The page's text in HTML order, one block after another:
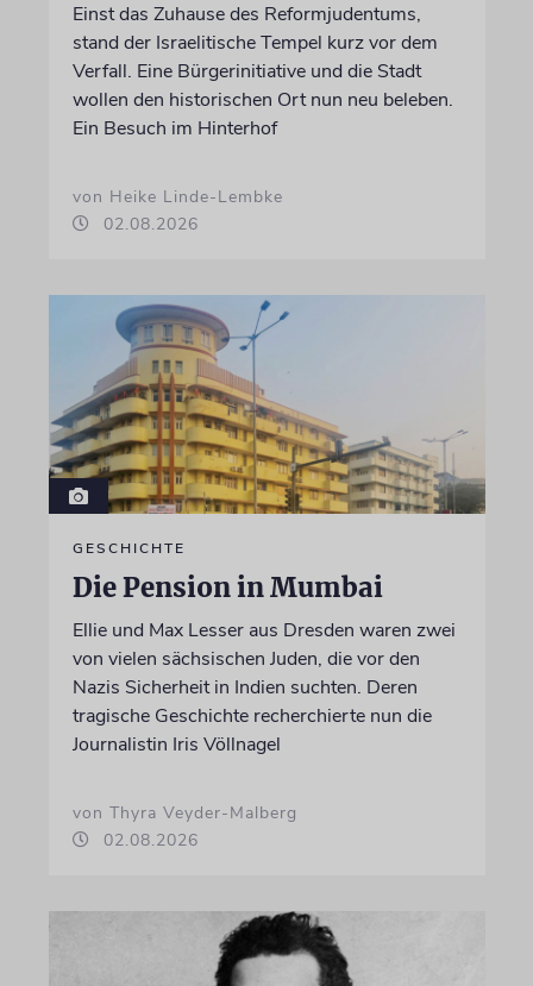
Einst das Zuhause des Reformjudentums,
stand der Israelitische Tempel kurz vor dem
Verfall. Eine Bürgerinitiative und die Stadt
wollen den historischen Ort nun neu beleben.
Ein Besuch im Hinterhof
von Heike Linde-Lembke
02.08.2026
GESCHICHTE
Die Pension in Mumbai
Ellie und Max Lesser aus Dresden waren zwei
von vielen sächsischen Juden, die vor den
Nazis Sicherheit in Indien suchten. Deren
tragische Geschichte recherchierte nun die
Journalistin Iris Völlnagel
von Thyra Veyder-Malberg
02.08.2026